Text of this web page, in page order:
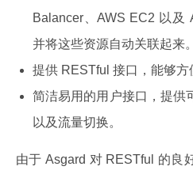
Balancer、AWS EC2 以及
并将这些资源自动关联起来。
提供 RESTful 接口，能够方
简洁易用的用户接口，提供
以及流量切换。
由于 Asgard 对 RESTful 的良